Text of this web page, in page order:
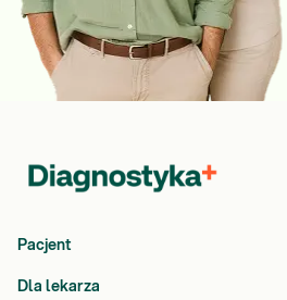
Pacjent
Dla lekarza